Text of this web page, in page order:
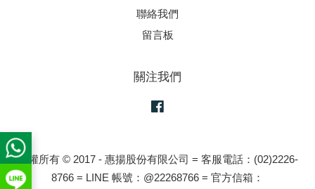
聯絡我們
留言板
關注我們
版權所有 © 2017 - 惠揚股份有限公司 = 客服電話：(02)2226-
8766 = LINE 帳號：@22268766 = 官方信箱：